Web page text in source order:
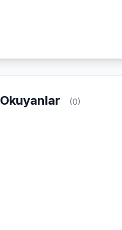
Okuyanlar (0)